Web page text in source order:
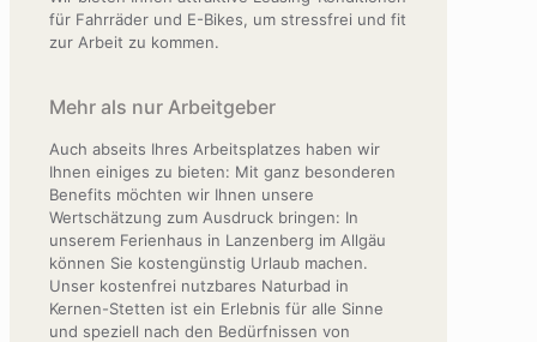
für Fahrräder und E-Bikes, um stressfrei und fit
zur Arbeit zu kommen.
Mehr als nur Arbeitgeber
Auch abseits Ihres Arbeitsplatzes haben wir
Ihnen einiges zu bieten: Mit ganz besonderen
Benefits möchten wir Ihnen unsere
Wertschätzung zum Ausdruck bringen: In
unserem Ferienhaus in Lanzenberg im Allgäu
können Sie kostengünstig Urlaub machen.
Unser kostenfrei nutzbares Naturbad in
Kernen-Stetten ist ein Erlebnis für alle Sinne
und speziell nach den Bedürfnissen von